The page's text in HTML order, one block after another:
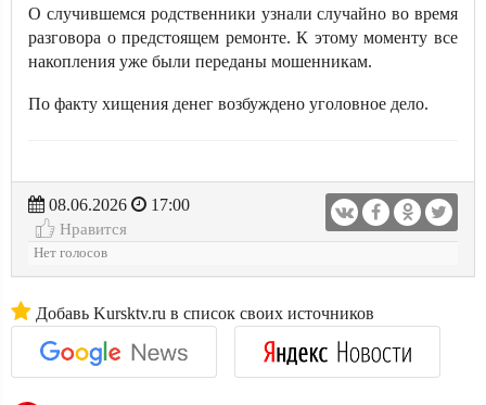
О случившемся родственники узнали случайно во время
разговора о предстоящем ремонте. К этому моменту все
накопления уже были переданы мошенникам.
По факту хищения денег возбуждено уголовное дело.
08.06.2026
17:00
Нравится
Нет голосов
Добавь Kursktv.ru в список своих источников